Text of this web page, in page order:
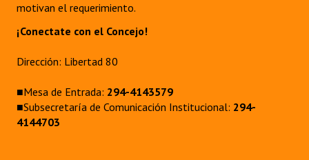
motivan el requerimiento.
¡Conectate con el Concejo!
Dirección: Libertad 80
■Mesa de Entrada: 294-4143579
■Subsecretaría de Comunicación Institucional: 294-
4144703